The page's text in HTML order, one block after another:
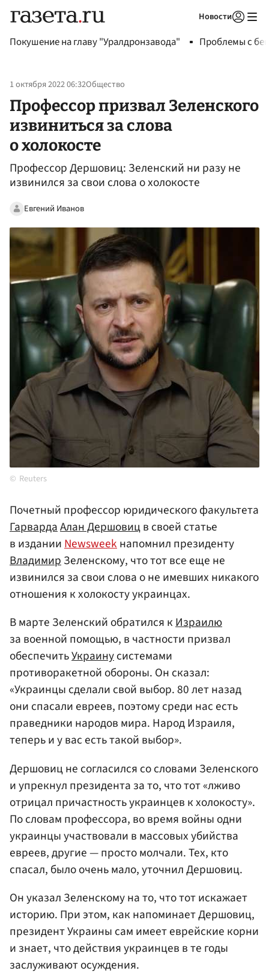
Новости
Покушение на главу "Уралдронзавода" Проблемы с
1 октября 2022 06:32Общество
Профессор призвал Зеленского
извиниться за слова
о холокосте
Профессор Дершовиц: Зеленский ни разу не
извинился за свои слова о холокосте
Евгений Иванов
Reuters
Почетный профессор юридического факультета
ГарвардаАлан Дершовицв своей статье
в изданииNewsweekнапомнил президенту
ВладимирЗеленскому, что тот все еще не
извинился за свои слова о не имевших никакого
отношения к холокосту украинцах.
В марте Зеленский обратился кИзраилю
за военной помощью, в частности призвал
обеспечитьУкраинусистемами
противоракетной обороны. Он сказал:
«Украинцы сделали свой выбор. 80 лет назад
они спасали евреев, поэтому среди нас есть
праведники народов мира. Народ Израиля,
теперь и у вас есть такой выбор».
Дершовиц не согласился со словами Зеленского
и упрекнул президента за то, что тот «лживо
отрицал причастность украинцев к холокосту».
По словам профессора, во время войны одни
украинцы участвовали в массовых убийства
евреев, другие — просто молчали. Тех, кто
спасал, было очень мало, уточнил Дершовиц.
Он указал Зеленскому на то, что тот искажает
историю. При этом, как напоминает Дершовиц,
президент Украины сам имеет еврейские корни
и знает, что действия украинцев в те годы
заслуживают осуждения.